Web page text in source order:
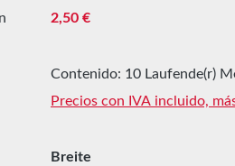
Precio normal:
2,50 €
Contenido: 10 Laufende(r)
Precios con IVA incluido,
Seleccione
Breite